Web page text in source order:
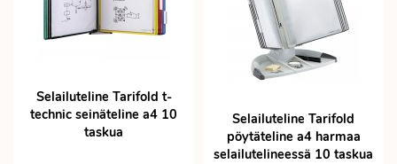
Selailuteline Tarifold t-
technic seinäteline a4 10
taskua
Selailuteline Tarifold
pöytäteline a4 harmaa
selailutelineessä 10 taskua